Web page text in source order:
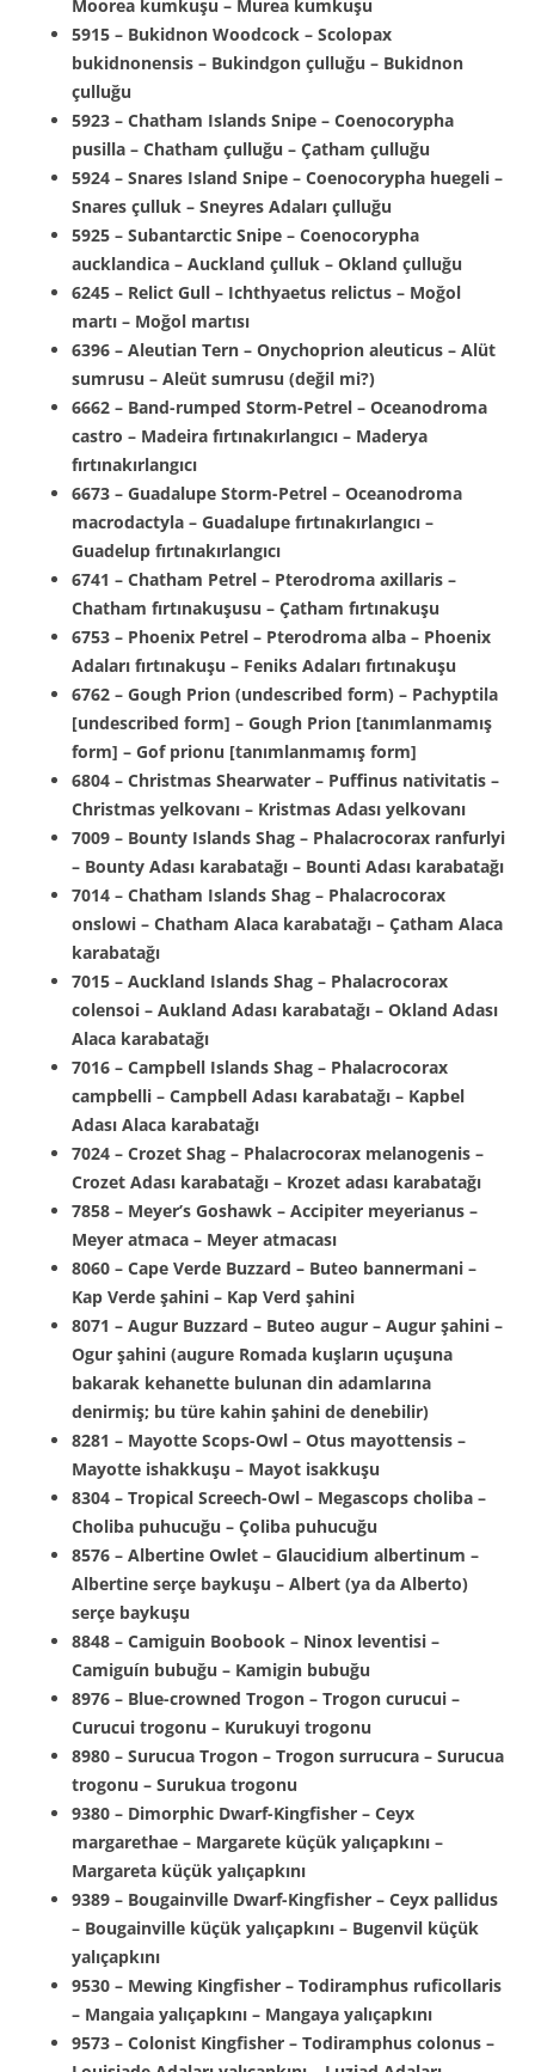
Moorea kumkuşu – Murea kumkuşu
5915 – Bukidnon Woodcock – Scolopax
bukidnonensis – Bukindgon çulluğu – Bukidnon
çulluğu
5923 – Chatham Islands Snipe – Coenocorypha
pusilla – Chatham çulluğu – Çatham çulluğu
5924 – Snares Island Snipe – Coenocorypha huegeli –
Snares çulluk – Sneyres Adaları çulluğu
5925 – Subantarctic Snipe – Coenocorypha
aucklandica – Auckland çulluk – Okland çulluğu
6245 – Relict Gull – Ichthyaetus relictus – Moğol
martı – Moğol martısı
6396 – Aleutian Tern – Onychoprion aleuticus – Alüt
sumrusu – Aleüt sumrusu (değil mi?)
6662 – Band-rumped Storm-Petrel – Oceanodroma
castro – Madeira fırtınakırlangıcı – Maderya
fırtınakırlangıcı
6673 – Guadalupe Storm-Petrel – Oceanodroma
macrodactyla – Guadalupe fırtınakırlangıcı –
Guadelup fırtınakırlangıcı
6741 – Chatham Petrel – Pterodroma axillaris –
Chatham fırtınakuşusu – Çatham fırtınakuşu
6753 – Phoenix Petrel – Pterodroma alba – Phoenix
Adaları fırtınakuşu – Feniks Adaları fırtınakuşu
6762 – Gough Prion (undescribed form) – Pachyptila
[undescribed form] – Gough Prion [tanımlanmamış
form] – Gof prionu [tanımlanmamış form]
6804 – Christmas Shearwater – Puffinus nativitatis –
Christmas yelkovanı – Kristmas Adası yelkovanı
7009 – Bounty Islands Shag – Phalacrocorax ranfurlyi
– Bounty Adası karabatağı – Bounti Adası karabatağı
7014 – Chatham Islands Shag – Phalacrocorax
onslowi – Chatham Alaca karabatağı – Çatham Alaca
karabatağı
7015 – Auckland Islands Shag – Phalacrocorax
colensoi – Aukland Adası karabatağı – Okland Adası
Alaca karabatağı
7016 – Campbell Islands Shag – Phalacrocorax
campbelli – Campbell Adası karabatağı – Kapbel
Adası Alaca karabatağı
7024 – Crozet Shag – Phalacrocorax melanogenis –
Crozet Adası karabatağı – Krozet adası karabatağı
7858 – Meyer’s Goshawk – Accipiter meyerianus –
Meyer atmaca – Meyer atmacası
8060 – Cape Verde Buzzard – Buteo bannermani –
Kap Verde şahini – Kap Verd şahini
8071 – Augur Buzzard – Buteo augur – Augur şahini –
Ogur şahini (augure Romada kuşların uçuşuna
bakarak kehanette bulunan din adamlarına
denirmiş; bu türe kahin şahini de denebilir)
8281 – Mayotte Scops-Owl – Otus mayottensis –
Mayotte ishakkuşu – Mayot isakkuşu
8304 – Tropical Screech-Owl – Megascops choliba –
Choliba puhucuğu – Çoliba puhucuğu
8576 – Albertine Owlet – Glaucidium albertinum –
Albertine serçe baykuşu – Albert (ya da Alberto)
serçe baykuşu
8848 – Camiguin Boobook – Ninox leventisi –
Camiguín bubuğu – Kamigin bubuğu
8976 – Blue-crowned Trogon – Trogon curucui –
Curucui trogonu – Kurukuyi trogonu
8980 – Surucua Trogon – Trogon surrucura – Surucua
trogonu – Surukua trogonu
9380 – Dimorphic Dwarf-Kingfisher – Ceyx
margarethae – Margarete küçük yalıçapkını –
Margareta küçük yalıçapkını
9389 – Bougainville Dwarf-Kingfisher – Ceyx pallidus
– Bougainville küçük yalıçapkını – Bugenvil küçük
yalıçapkını
9530 – Mewing Kingfisher – Todiramphus ruficollaris
– Mangaia yalıçapkını – Mangaya yalıçapkını
9573 – Colonist Kingfisher – Todiramphus colonus –